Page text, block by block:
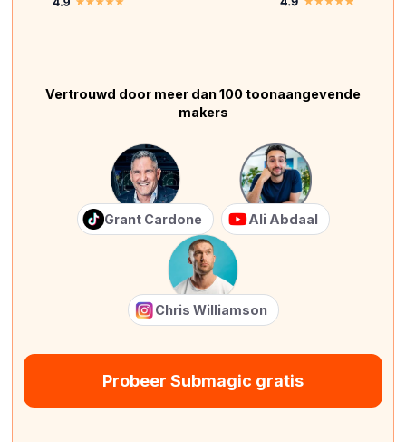
Vertrouwd door meer dan 100 toonaangevende
makers
Grant Cardone Ali Abdaal
Chris Williamson
Probeer Submagic gratis